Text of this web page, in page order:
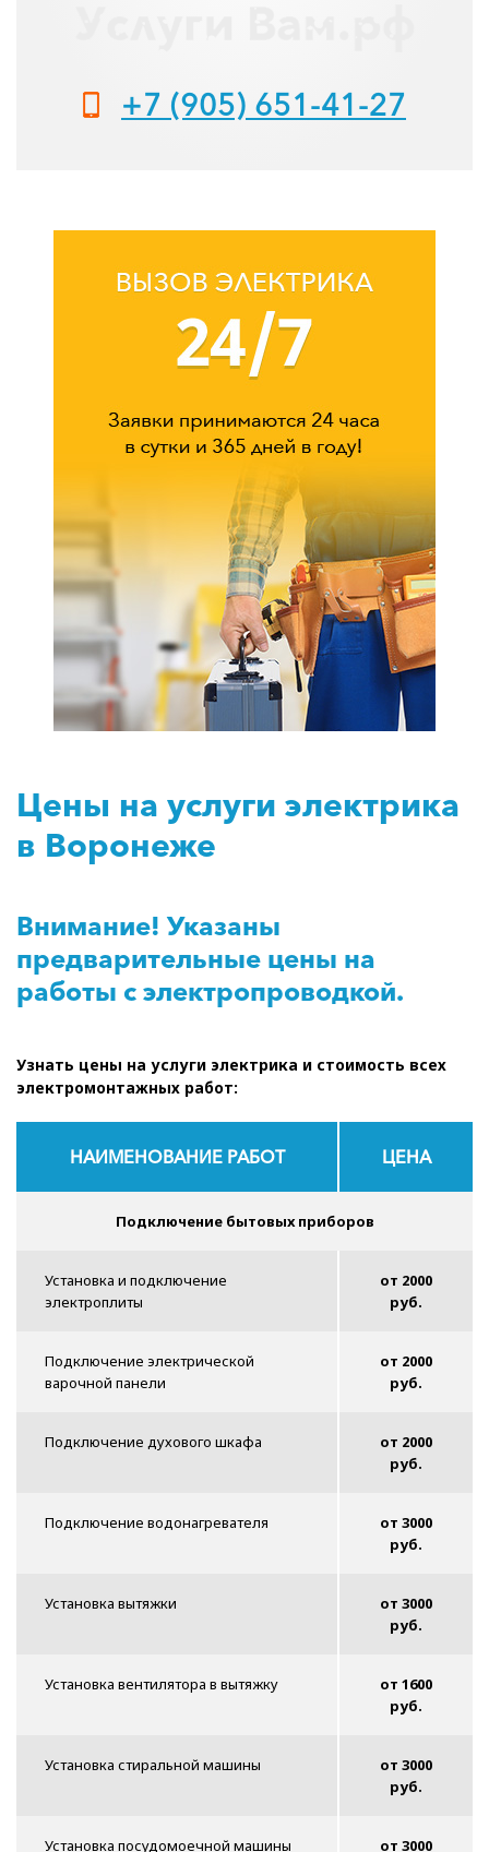
+7 (905) 651-41-27
Цены на услуги электрика
в Воронеже
Внимание! Указаны
предварительные цены на
работы с электропроводкой.
Узнать цены на услуги электрика и стоимость всех
электромонтажных работ:
НАИМЕНОВАНИЕ РАБОТ ЦЕНА
Подключение бытовых приборов
Установка и подключение
электроплиты
от 2000
руб.
Подключение электрической
варочной панели
от 2000
руб.
Подключение духового шкафа
от 2000
руб.
Подключение водонагревателя
от 3000
руб.
Установка вытяжки
от 3000
руб.
Установка вентилятора в вытяжку
от 1600
руб.
Установка стиральной машины
от 3000
руб.
Установка посудомоечной машины от 3000